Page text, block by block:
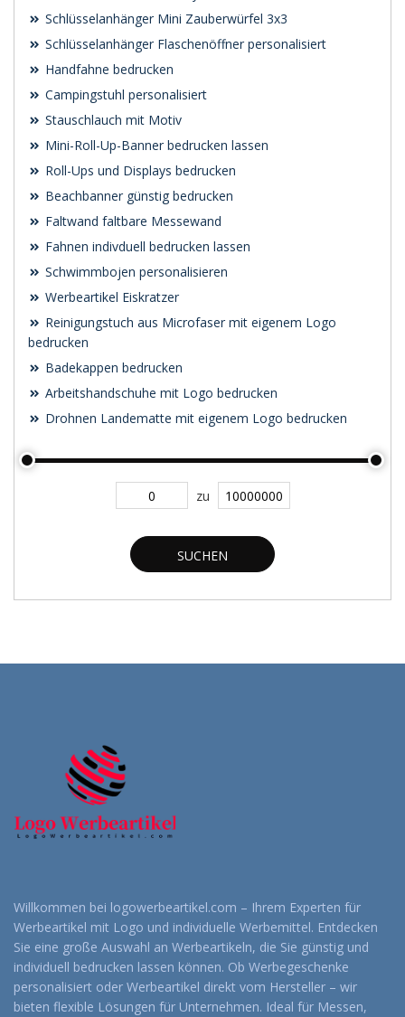
Schlüsselanhänger Mini Zauberwürfel 3x3
Schlüsselanhänger Flaschenöffner personalisiert
Handfahne bedrucken
Campingstuhl personalisiert
Stauschlauch mit Motiv
Mini-Roll-Up-Banner bedrucken lassen
Roll-Ups und Displays bedrucken
Beachbanner günstig bedrucken
Faltwand faltbare Messewand
Fahnen indivduell bedrucken lassen
Schwimmbojen personalisieren
Werbeartikel Eiskratzer
Reinigungstuch aus Microfaser mit eigenem Logo
bedrucken
Badekappen bedrucken
Arbeitshandschuhe mit Logo bedrucken
Drohnen Landematte mit eigenem Logo bedrucken
zu
SUCHEN
Willkommen bei logowerbeartikel.com – Ihrem Experten für
Werbeartikel mit Logo und individuelle Werbemittel. Entdecken
Sie eine große Auswahl an Werbeartikeln, die Sie günstig und
individuell bedrucken lassen können. Ob Werbegeschenke
personalisiert oder Werbeartikel direkt vom Hersteller – wir
bieten flexible Lösungen für Unternehmen. Ideal für Messen,